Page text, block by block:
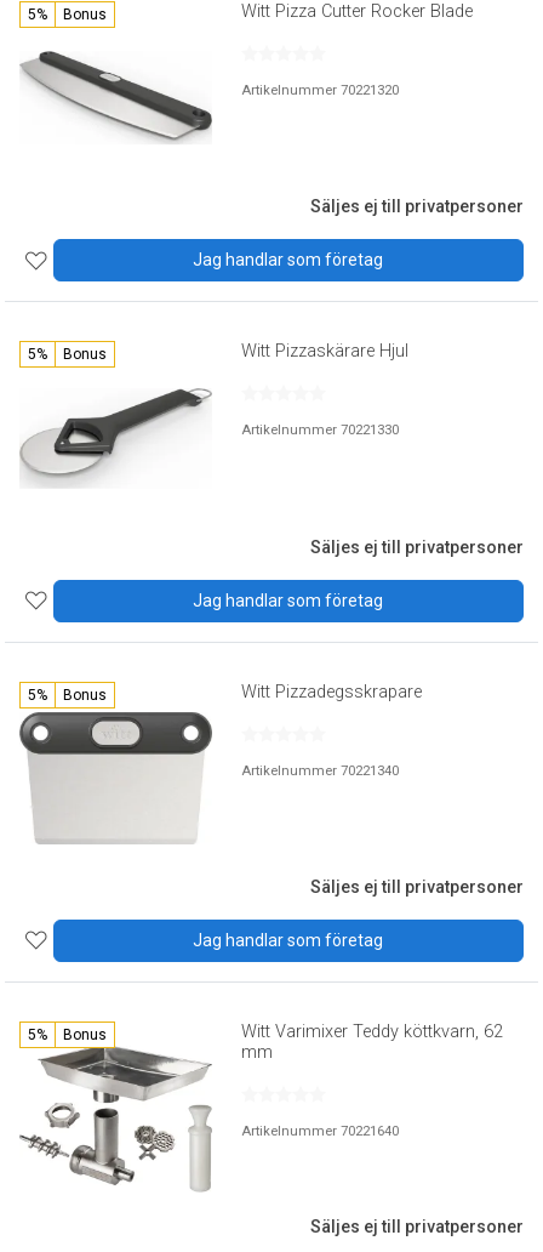
5% Bonus Witt Pizza Cutter Rocker Blade
Artikelnummer 70221320
Säljes ej till privatpersoner
Jag handlar som företag
5% Bonus Witt Pizzaskärare Hjul
Artikelnummer 70221330
Säljes ej till privatpersoner
Jag handlar som företag
5% Bonus Witt Pizzadegsskrapare
Artikelnummer 70221340
Säljes ej till privatpersoner
Jag handlar som företag
5% Bonus
Witt Varimixer Teddy köttkvarn, 62
mm
Artikelnummer 70221640
Säljes ej till privatpersoner